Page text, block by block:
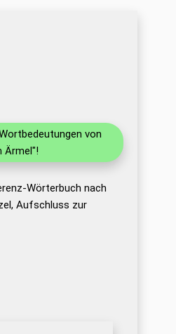
von
Ärmel"!
Wörterbuch nach
Aufschluss zur